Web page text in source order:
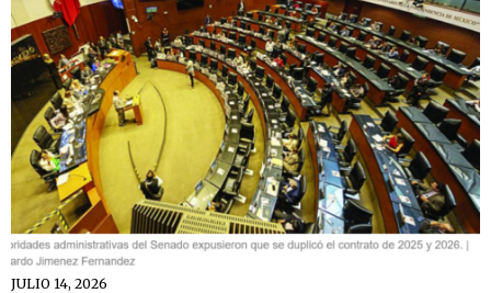
JULIO 14, 2026